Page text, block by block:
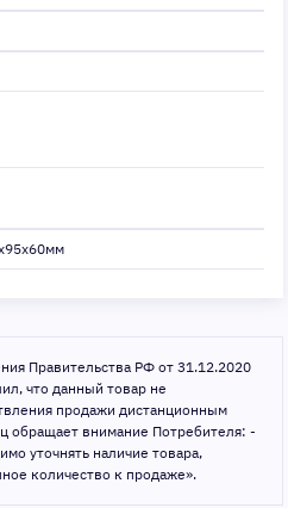
Правительства РФ от 31.12.2020
что данный товар не
продажи дистанционным
обращает внимание Потребителя: -
уточнять наличие товара,
количество к продаже».